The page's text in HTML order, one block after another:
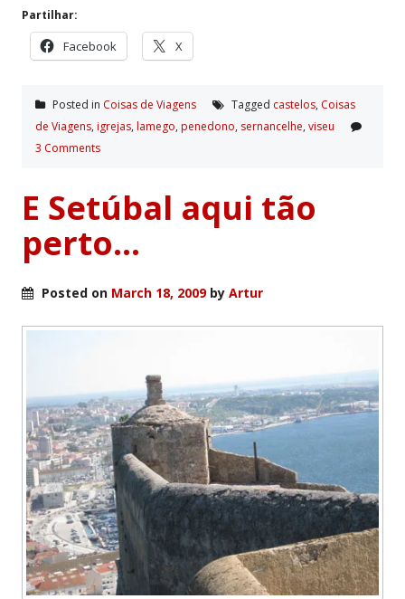
Partilhar:
Facebook X
Posted in Coisas de Viagens Tagged castelos, Coisas
de Viagens, igrejas, lamego, penedono, sernancelhe, viseu
3 Comments
E Setúbal aqui tão
perto…
Posted on March 18, 2009by Artur